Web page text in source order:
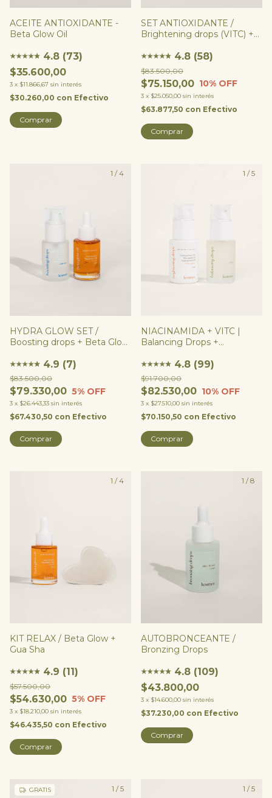
ACEITE ANTIOXIDANTE -
Beta Glow Oil
★★★★★
★ 4.8 (73)
$35.600,00
3 x $11.866,67 sin interés
$30.260,00 con Efectivo
SET ANTIOXIDANTE /
Brightening drops (VITC) +
★★★★★
★ 4.8 (58)
$75.150,00
$83.500,00
10% OFF
3 x $25.050,00 sin interés
$63.877,50 con Efectivo
1 /4
HYDRA GLOW SET /
Boosting drops + Beta Glow
★★★★★
★ 4.9 (7)
$79.330,00
$83.500,00
5% OFF
3 x $26.443,33 sin interés
$67.430,50 con Efectivo
1 /5
NIACINAMIDA + VITC |
Balancing Drops +
★★★★★
★ 4.8 (99)
$82.530,00
$91.700,00
10% OFF
3 x $27.510,00 sin interés
$70.150,50 con Efectivo
1 /4
KIT RELAX / Beta Glow +
Gua Sha
★★★★★
★ 4.9 (11)
$54.630,00
$57.500,00
5% OFF
3 x $18.210,00 sin interés
$46.435,50 con Efectivo
1 /8
AUTOBRONCEANTE /
Bronzing Drops
★★★★★
★ 4.8 (109)
$43.800,00
3 x $14.600,00 sin interés
$37.230,00 con Efectivo
1 /5
GRATIS 1 /5